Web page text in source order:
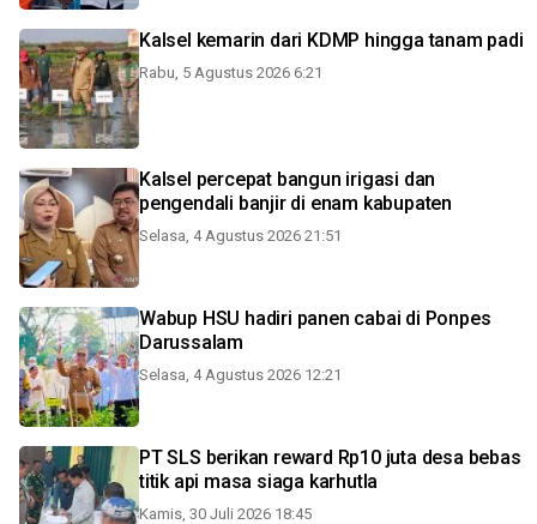
Kalsel kemarin dari KDMP hingga tanam padi
Rabu, 5 Agustus 2026 6:21
Kalsel percepat bangun irigasi dan
pengendali banjir di enam kabupaten
Selasa, 4 Agustus 2026 21:51
Wabup HSU hadiri panen cabai di Ponpes
Darussalam
Selasa, 4 Agustus 2026 12:21
PT SLS berikan reward Rp10 juta desa bebas
titik api masa siaga karhutla
Kamis, 30 Juli 2026 18:45